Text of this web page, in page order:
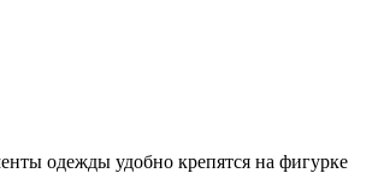
одежды удобно крепятся на фигурке